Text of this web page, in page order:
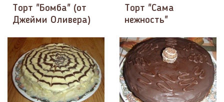
Торт "Бомба" (от
Джейми Оливера)
Торт "Сама
нежность"